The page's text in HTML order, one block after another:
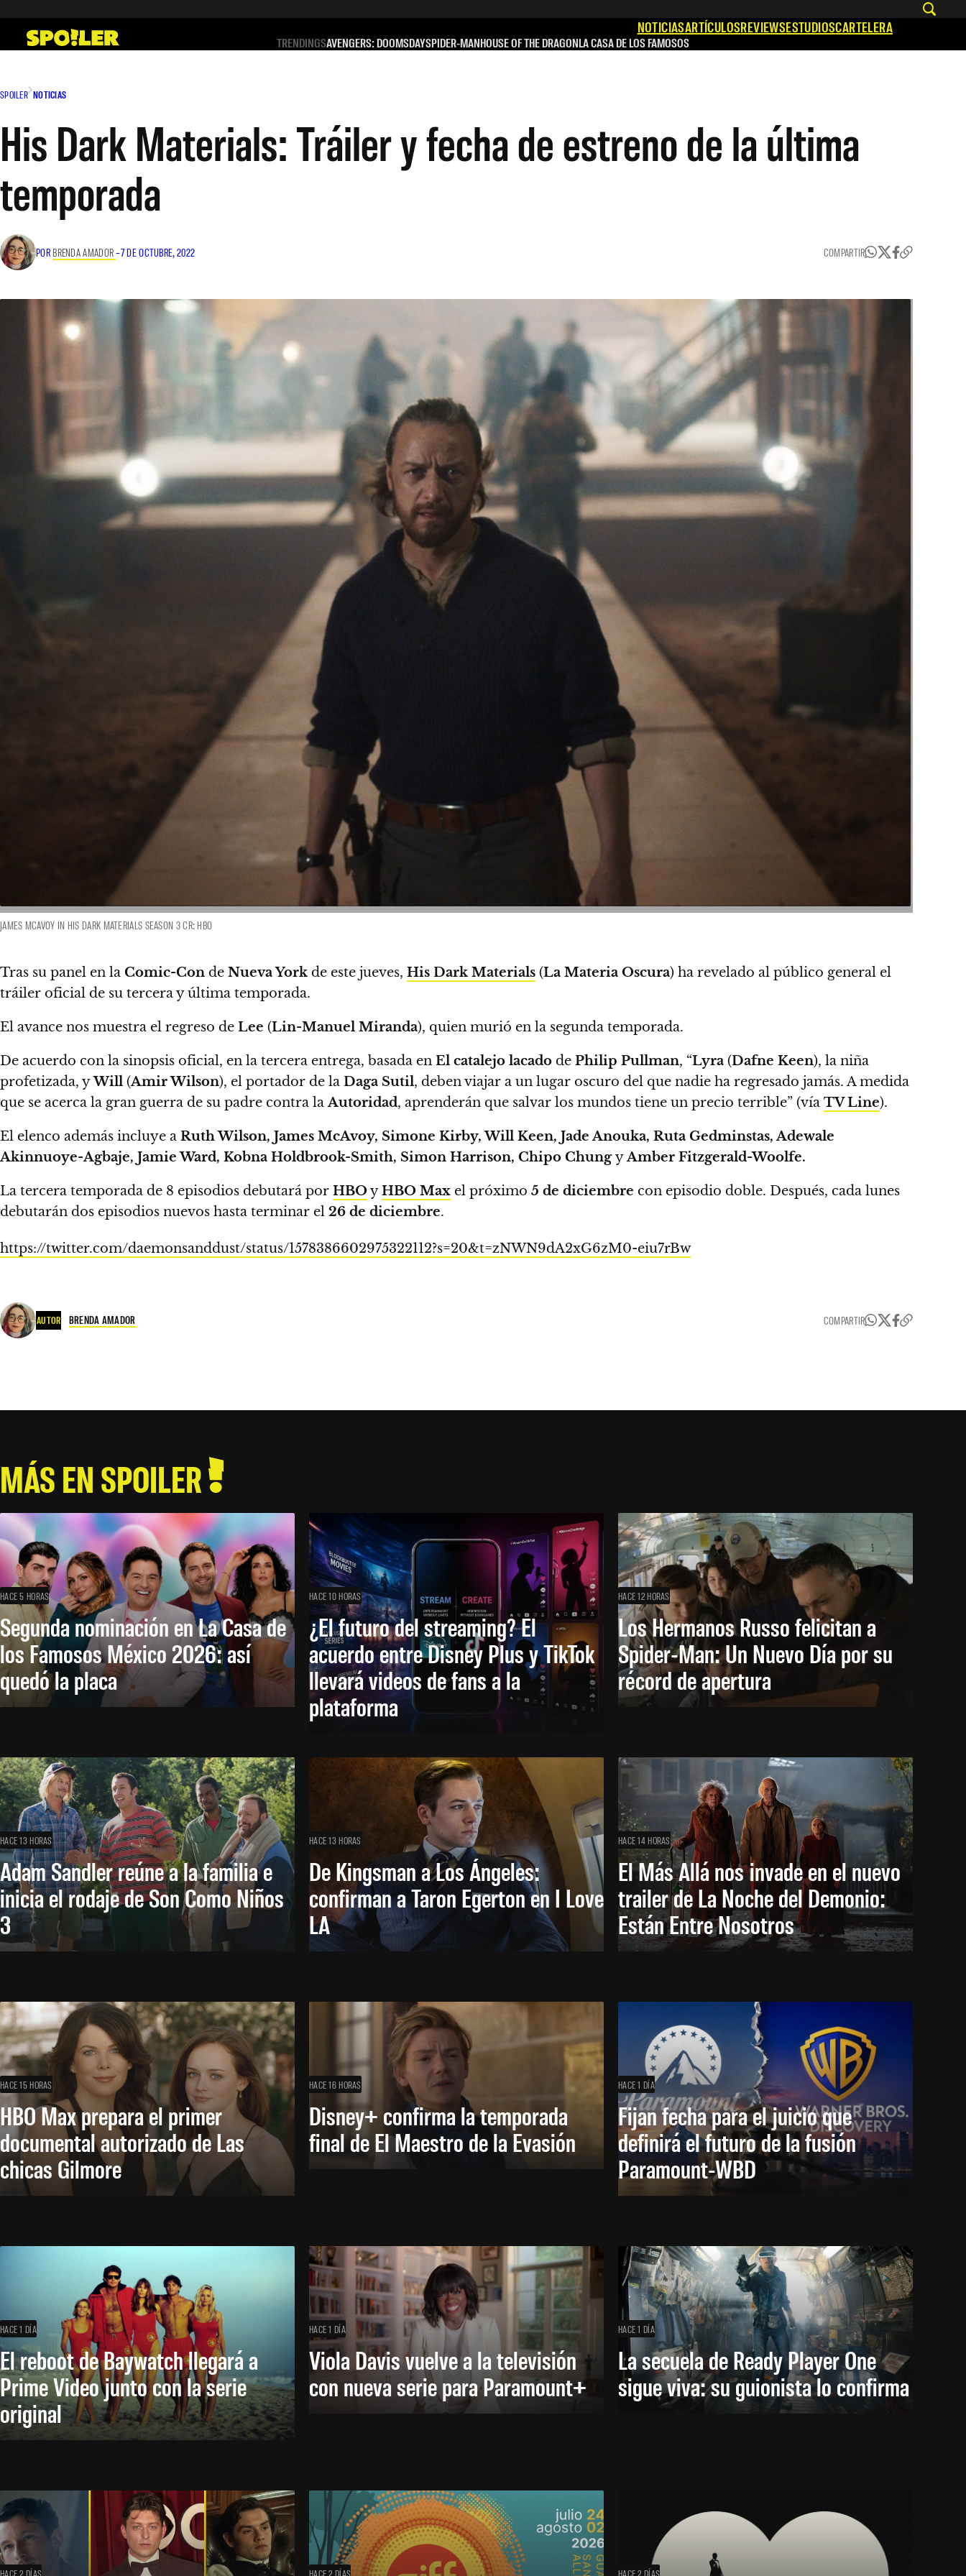
contenido
NOTICIASARTÍCULOSREVIEWSESTUDIOSCARTELERA
TRENDINGSAVENGERS: DOOMSDAYSPIDER-MANHOUSE OF THE DRAGONLA CASA DE LOS FAMOSOS
SPOILER NOTICIAS
His Dark Materials: Tráiler y fecha de estreno de la última
temporada
POR BRENDA AMADOR–7 DE OCTUBRE, 2022 COMPARTIR
JAMES MCAVOY IN HIS DARK MATERIALS SEASON 3 CR: HBO
Tras su panel en la Comic-Con de Nueva York de este jueves, His Dark Materials (La Materia Oscura) ha revelado al público general el
tráiler oficial de su tercera y última temporada.
El avance nos muestra el regreso de Lee (Lin-Manuel Miranda), quien murió en la segunda temporada.
De acuerdo con la sinopsis oficial, en la tercera entrega, basada en El catalejo lacado de Philip Pullman, “Lyra (Dafne Keen), la niña
profetizada, yWill (Amir Wilson), el portador de la Daga Sutil, deben viajar a un lugar oscuro del que nadie ha regresado jamás. A medida
que se acerca la gran guerra de su padre contra laAutoridad, aprenderán que salvar los mundos tiene un precio terrible” (vía TV Line).
El elenco además incluye a Ruth Wilson, James McAvoy, Simone Kirby, Will Keen, Jade Anouka, Ruta Gedminstas, Adewale
Akinnuoye-Agbaje, Jamie Ward, Kobna Holdbrook-Smith, Simon Harrison, Chipo ChungyAmber Fitzgerald-Woolfe.
La tercera temporada de 8 episodios debutará por HBOyHBO Max el próximo 5 de diciembre con episodio doble. Después, cada lunes
debutarán dos episodios nuevos hasta terminar el 26 de diciembre.
https://twitter.com/daemonsanddust/status/1578386602975322112?s=20&t=zNWN9dA2xG6zM0-eiu7rBw
AUTOR BRENDA AMADOR COMPARTIR
MÁS EN SPOILER
HACE 5 HORAS
Segunda nominación en La Casa de
los Famosos México 2026: así
quedó la placa
HACE 10 HORAS
¿El futuro del streaming? El
acuerdo entre Disney Plus y TikTok
llevará videos de fans a la
plataforma
HACE 12 HORAS
Los Hermanos Russo felicitan a
Spider-Man: Un Nuevo Día por su
récord de apertura
HACE 13 HORAS
Adam Sandler reúne a la familia e
inicia el rodaje de Son Como Niños
3
HACE 13 HORAS
De Kingsman a Los Ángeles:
confirman a Taron Egerton en I Love
LA
HACE 14 HORAS
El Más Allá nos invade en el nuevo
trailer de La Noche del Demonio:
Están Entre Nosotros
HACE 15 HORAS
HBO Max prepara el primer
documental autorizado de Las
chicas Gilmore
HACE 16 HORAS
Disney+ confirma la temporada
final de El Maestro de la Evasión
HACE 1 DÍA
Fijan fecha para el juicio que
definirá el futuro de la fusión
Paramount-WBD
HACE 1 DÍA
El reboot de Baywatch llegará a
Prime Video junto con la serie
original
HACE 1 DÍA
Viola Davis vuelve a la televisión
con nueva serie para Paramount+
HACE 1 DÍA
La secuela de Ready Player One
sigue viva: su guionista lo confirma
HACE 2 DÍAS HACE 2 DÍAS HACE 2 DÍAS